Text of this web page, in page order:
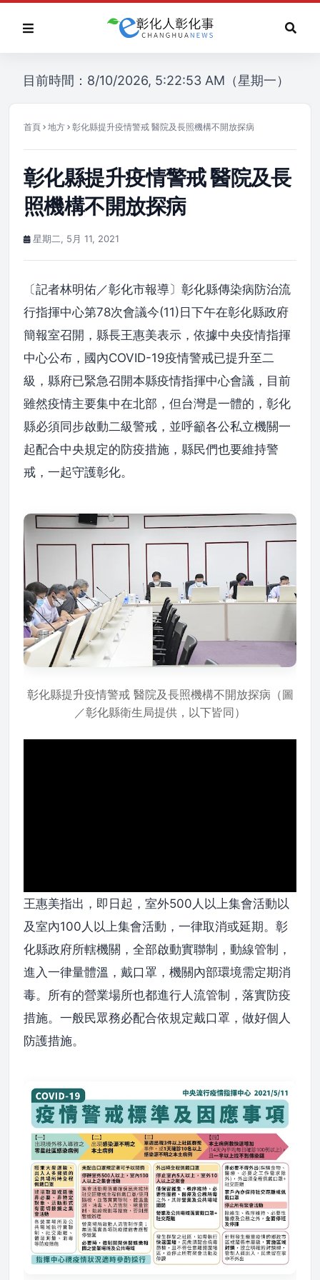
目前時間：8/10/2026, 5:22:53 AM（星期一）
首頁 地方 彰化縣提升疫情警戒 醫院及長照機構不開放探病
彰化縣提升疫情警戒 醫院及長
照機構不開放探病
星期二, 5月 11, 2021
〔記者林明佑／彰化市報導〕彰化縣傳染病防治流
行指揮中心第78次會議今(11)日下午在彰化縣政府
簡報室召開，縣長王惠美表示，依據中央疫情指揮
中心公布，國內COVID-19疫情警戒已提升至二
級，縣府已緊急召開本縣疫情指揮中心會議，目前
雖然疫情主要集中在北部，但台灣是一體的，彰化
縣必須同步啟動二級警戒，並呼籲各公私立機關一
起配合中央規定的防疫措施，縣民們也要維持警
戒，一起守護彰化。
彰化縣提升疫情警戒 醫院及長照機構不開放探病（圖
／彰化縣衛生局提供，以下皆同）
王惠美指出，即日起，室外500人以上集會活動以
及室內100人以上集會活動，一律取消或延期。彰
化縣政府所轄機關，全部啟動實聯制，動線管制，
進入一律量體溫，戴口罩，機關內部環境需定期消
毒。所有的營業場所也都進行人流管制，落實防疫
措施。一般民眾務必配合依規定戴口罩，做好個人
防護措施。